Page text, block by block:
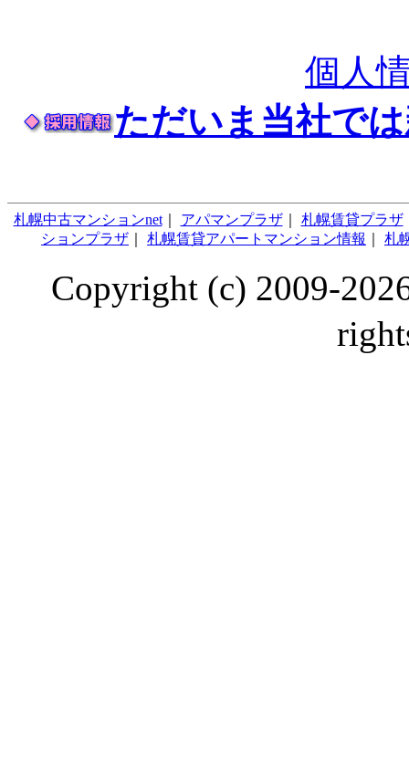
個人
ただいま当社で
札幌中古マンションnet｜ アパマンプラザ｜ 札幌賃貸プラザ
ションプラザ
札幌賃貸アパートマンション情報 札
Copyright (c) 2009-